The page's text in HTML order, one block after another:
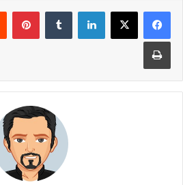
لینکدین ‫تامبلر
چاپ